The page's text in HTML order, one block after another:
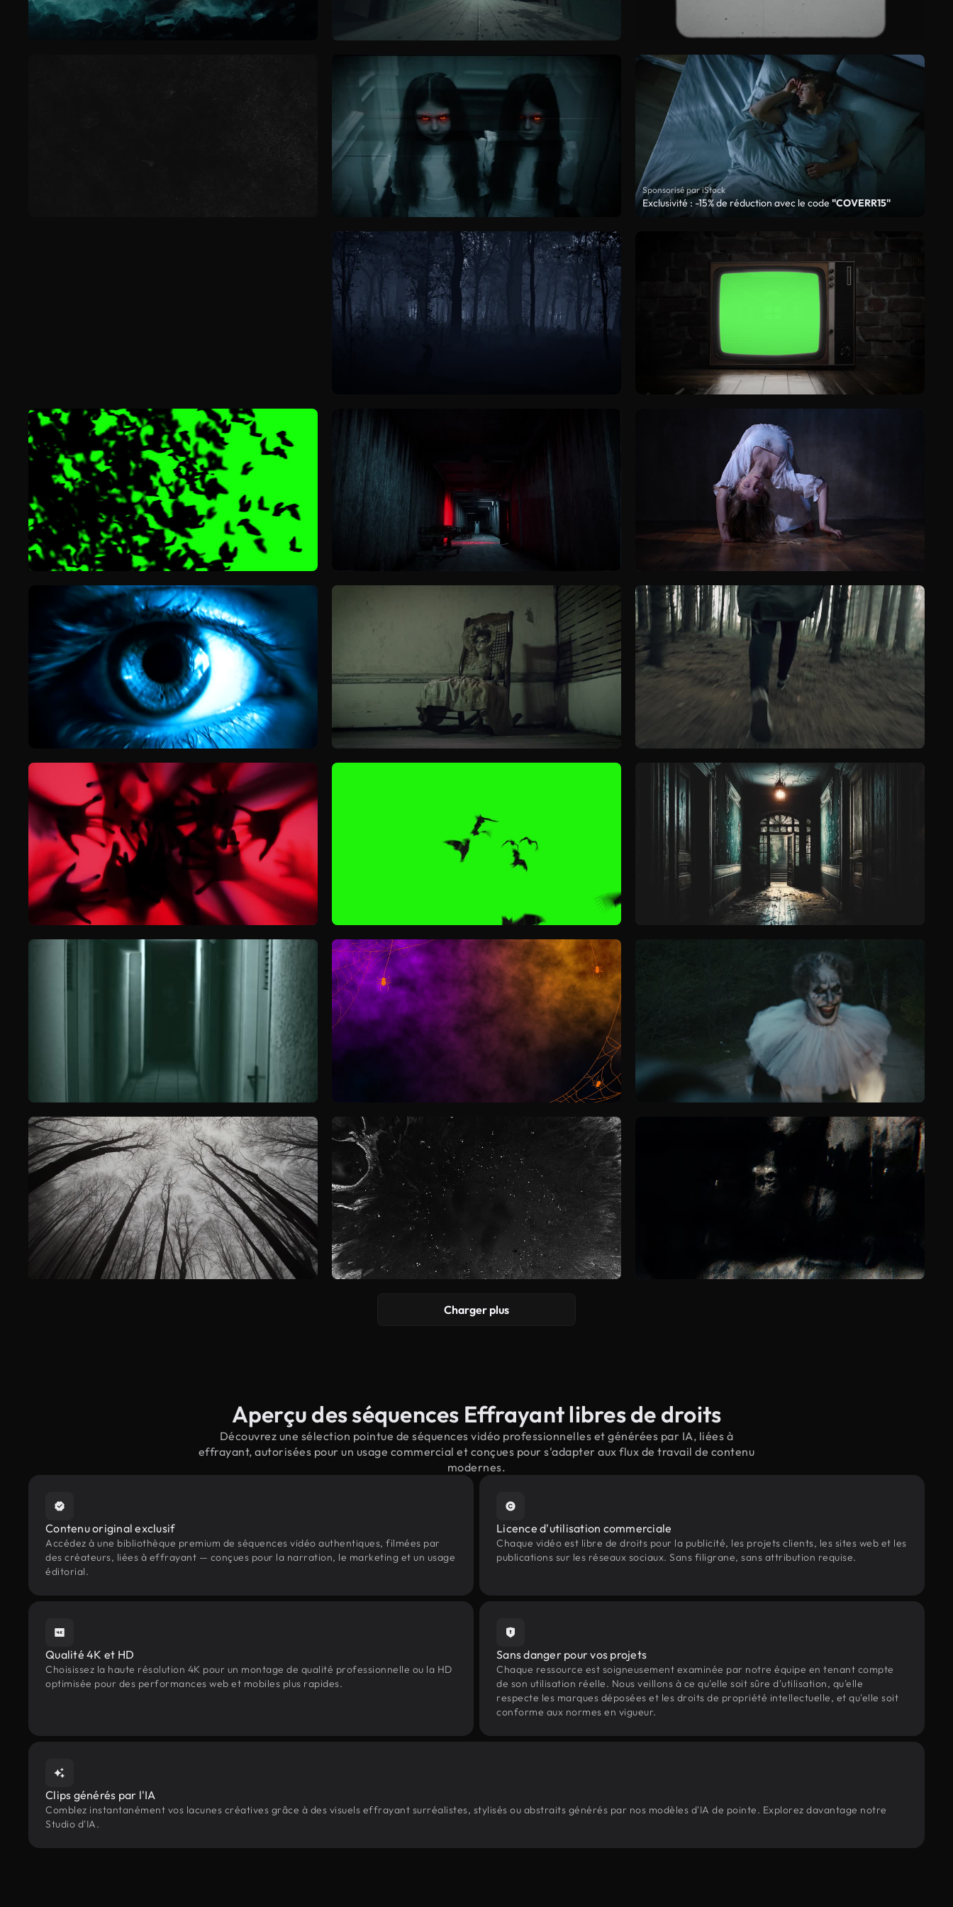
Sponsorisé par iStock
Exclusivité : -15% de réduction avec le code "COVERR15"
Charger plus
Aperçu des séquences Effrayant libres de droits
Découvrez une sélection pointue de séquences vidéo professionnelles et générées par IA, liées à
effrayant, autorisées pour un usage commercial et conçues pour s'adapter aux flux de travail de contenu
modernes.
Contenu original exclusif
Accédez à une bibliothèque premium de séquences vidéo authentiques, filmées par
des créateurs, liées à effrayant — conçues pour la narration, le marketing et un usage
éditorial.
Licence d'utilisation commerciale
Chaque vidéo est libre de droits pour la publicité, les projets clients, les sites web et les
publications sur les réseaux sociaux. Sans filigrane, sans attribution requise.
Qualité 4K et HD
Choisissez la haute résolution 4K pour un montage de qualité professionnelle ou la HD
optimisée pour des performances web et mobiles plus rapides.
Sans danger pour vos projets
Chaque ressource est soigneusement examinée par notre équipe en tenant compte
de son utilisation réelle. Nous veillons à ce qu'elle soit sûre d'utilisation, qu'elle
respecte les marques déposées et les droits de propriété intellectuelle, et qu'elle soit
conforme aux normes en vigueur.
Clips générés par l'IA
Comblez instantanément vos lacunes créatives grâce à des visuels effrayant surréalistes, stylisés ou abstraits générés par nos modèles d'IA de pointe. Explorez davantage notre
Studio d'IA.